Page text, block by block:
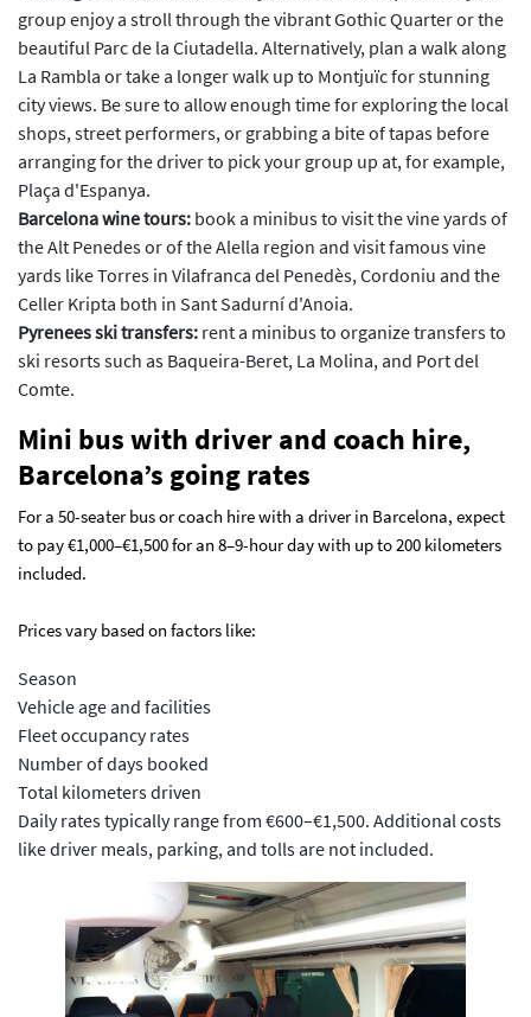
group enjoy a stroll through the vibrant Gothic Quarter or the
beautiful Parc de la Ciutadella. Alternatively, plan a walk along
La Rambla or take a longer walk up to Montjuïc for stunning
city views. Be sure to allow enough time for exploring the local
shops, street performers, or grabbing a bite of tapas before
arranging for the driver to pick your group up at, for example,
Plaça d'Espanya.
Barcelona wine tours: book a minibus to visit the vine yards of
the Alt Penedes or of the Alella region and visit famous vine
yards like Torres in Vilafranca del Penedès, Cordoniu and the
Celler Kripta both in Sant Sadurní d'Anoia.
Pyrenees ski transfers: rent a minibus to organize transfers to
ski resorts such as Baqueira-Beret, La Molina, and Port del
Comte.
Mini bus with driver and coach hire,
Barcelona’s going rates
For a 50-seater bus or coach hire with a driver in Barcelona, expect
to pay €1,000–€1,500 for an 8–9-hour day with up to 200 kilometers
included.
Prices vary based on factors like:
Season
Vehicle age and facilities
Fleet occupancy rates
Number of days booked
Total kilometers driven
Daily rates typically range from €600–€1,500. Additional costs
like driver meals, parking, and tolls are not included.